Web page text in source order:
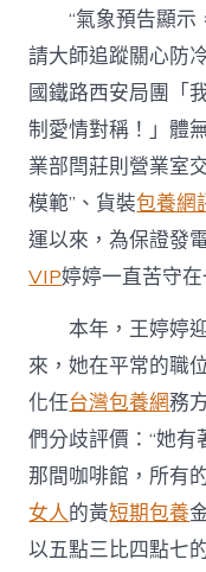
“氣象預告顯
請大師追蹤關心防
國鐵路西安局團「
制愛情對稱！」體
業部閆莊則營業室
模範”、貨裝包養網
運以來，為保證發
VIP婷婷一直苦守在
本年，王婷婷
來，她在平常的職
化任台灣包養網務
們分歧評價：“她
那間咖啡館，所有
女人的黃短期包養
以五點三比四點七